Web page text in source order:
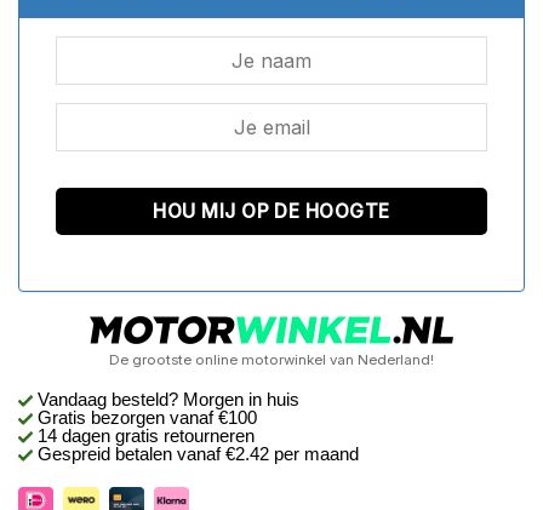
De grootste online motorwinkel van Nederland!
Vandaag besteld? Morgen in huis
Gratis bezorgen vanaf €100
14 dagen gratis retourneren
Gespreid betalen vanaf €2.42 per maand